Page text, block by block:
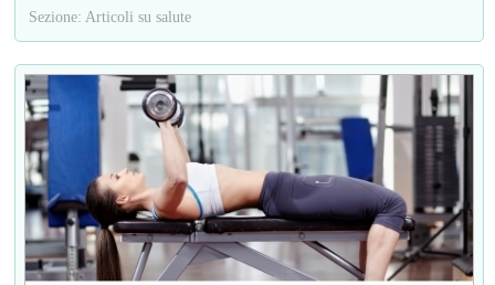
Sezione: Articoli su salute